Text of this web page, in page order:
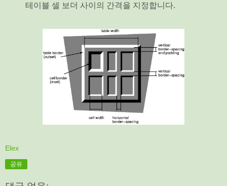
테이블 셀 보더 사이의 간격을 지정합니다.
Elex
공유